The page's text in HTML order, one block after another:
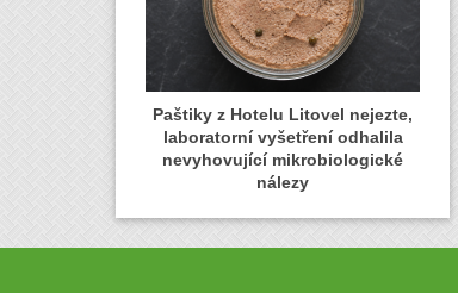
Paštiky z Hotelu Litovel nejezte,
laboratorní vyšetření odhalila
nevyhovující mikrobiologické
nálezy